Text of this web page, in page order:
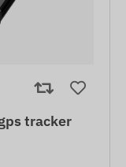
tracker